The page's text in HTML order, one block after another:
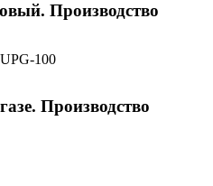
Производство
Производство